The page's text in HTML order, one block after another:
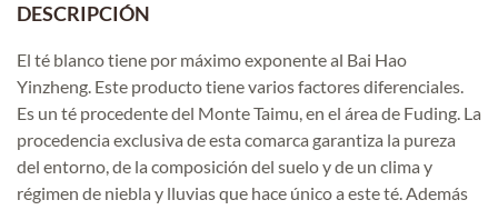
DESCRIPCIÓN
El té blanco tiene por máximo exponente al Bai Hao
Yinzheng. Este producto tiene varios factores diferenciales.
Es un té procedente del Monte Taimu, en el área de Fuding. La
procedencia exclusiva de esta comarca garantiza la pureza
del entorno, de la composición del suelo y de un clima y
régimen de niebla y lluvias que hace único a este té. Además